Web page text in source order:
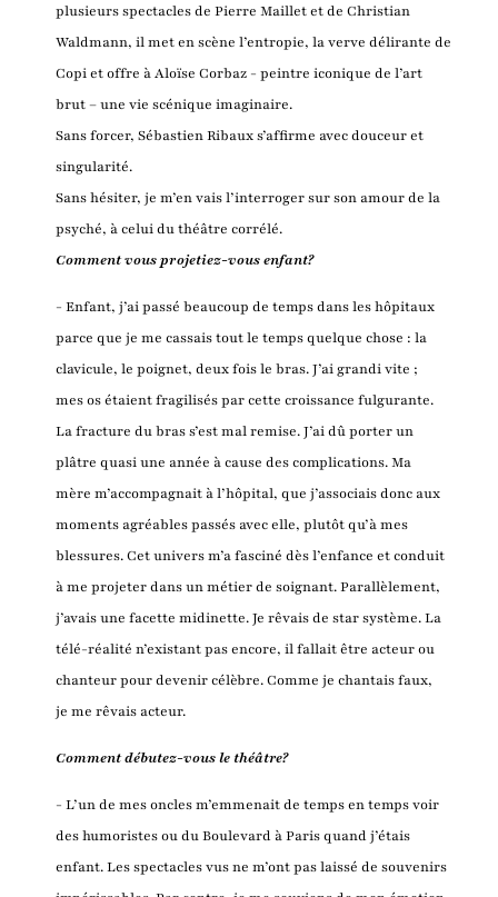
plusieurs spectacles de Pierre Maillet et de Christian
Waldmann, il met en scène l’entropie, la verve délirante de
Copi et offre à Aloïse Corbaz - peintre iconique de l’art
brut – une vie scénique imaginaire.
Sans forcer, Sébastien Ribaux s’affirme avec douceur et
singularité.
Sans hésiter, je m’en vais l’interroger sur son amour de la
psyché, à celui du théâtre corrélé.
Comment vous projetiez-vous enfant?
- Enfant, j’ai passé beaucoup de temps dans les hôpitaux
parce que je me cassais tout le temps quelque chose : la
clavicule, le poignet, deux fois le bras. J’ai grandi vite ;
mes os étaient fragilisés par cette croissance fulgurante.
La fracture du bras s’est mal remise. J’ai dû porter un
plâtre quasi une année à cause des complications. Ma
mère m’accompagnait à l’hôpital, que j’associais donc aux
moments agréables passés avec elle, plutôt qu’à mes
blessures. Cet univers m’a fasciné dès l’enfance et conduit
à me projeter dans un métier de soignant. Parallèlement,
j’avais une facette midinette. Je rêvais de star système. La
télé-réalité n’existant pas encore, il fallait être acteur ou
chanteur pour devenir célèbre. Comme je chantais faux,
je me rêvais acteur.
Comment débutez-vous le théâtre?
- L’un de mes oncles m’emmenait de temps en temps voir
des humoristes ou du Boulevard à Paris quand j’étais
enfant. Les spectacles vus ne m’ont pas laissé de souvenirs